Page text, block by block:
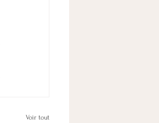
Voir tout